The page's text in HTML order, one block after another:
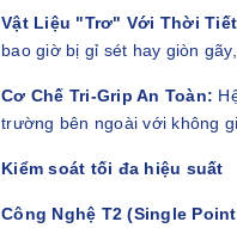
Vật Liệu "Trơ" Với Thời
bao giờ bị gỉ sét hay giòn
Cơ Chế Tri-Grip An Toàn:
trường bên ngoài với không
Kiểm soát tối đa hiệu suất
Công Nghệ T2 (Single